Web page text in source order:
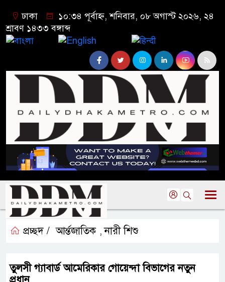
ঢাকা
১০:৩৪ পূর্বাহ্ন, শনিবার, ০৮ অগাস্ট ২০২৬, ২৪
শ্রাবণ ১৪৩৩ বঙ্গাব্দ
প্রচ্ছদ / আর্ন্তজাতিক ,নারী শিশু
তুলসী গ্যাবার্ড আমেরিকার গোয়েন্দা বিভাগের নতুন